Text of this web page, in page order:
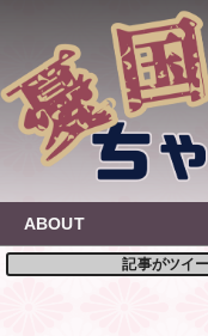
content
ABOUT
記事がツイ